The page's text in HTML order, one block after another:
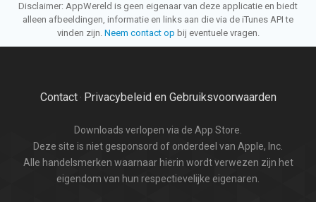
Disclaimer: AppWereld is geen eigenaar van deze applicatie en biedt
alleen afbeeldingen, informatie en links aan die via de iTunes API te
vinden zijn. Neem contact op bij eventuele vragen.
Contact· Privacybeleid en Gebruiksvoorwaarden
Downloads verlopen via de App Store.
Deze site is niet gesponsord of onderdeel van Apple, Inc.
Alle handelsmerken waarnaar hierin wordt verwezen zijn het
eigendom van hun respectievelijke eigenaren.